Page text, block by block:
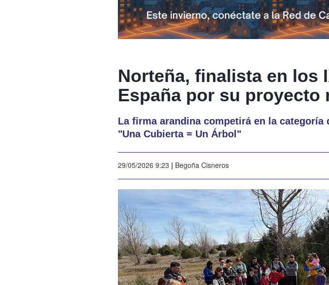
Norteña, finalista en los
España por su proyecto
La firma arandina competirá en la
"Una Cubierta = Un Árbol"
29/05/2026 9:23 | Begoña Cisneros